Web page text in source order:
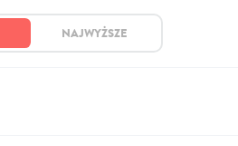
NAJWYŻSZE